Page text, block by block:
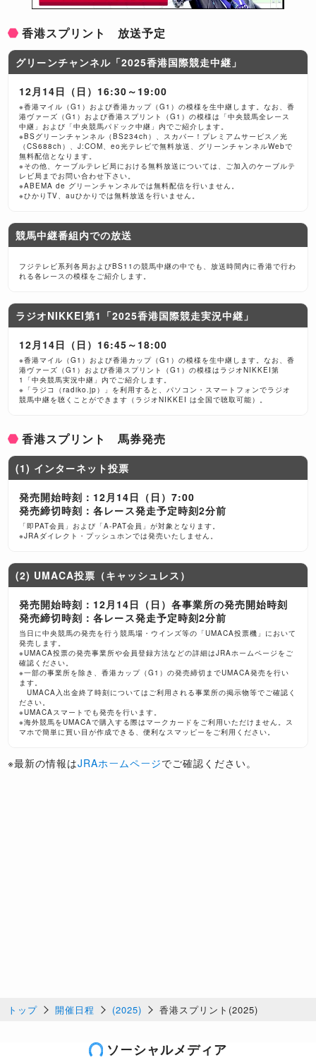
香港スプリント 放送予定
グリーンチャンネル「2025香港国際競走中継」
12月14日（日）16:30～19:00
※香港マイル（G1）および香港カップ（G1）の模様を生中継します。なお、香
港ヴァーズ（G1）および香港スプリント（G1）の模様は「中央競馬全レース
中継」および「中央競馬パドック中継」内でご紹介します。
※BSグリーンチャンネル（BS234ch）、スカパー！プレミアムサービス／光
（CS688ch）、J:COM、eo光テレビで無料放送、グリーンチャンネルWebで
無料配信となります。
※その他、ケーブルテレビ局における無料放送については、ご加入のケーブルテ
レビ局までお問い合わせ下さい。
※ABEMA de グリーンチャンネルでは無料配信を行いません。
※ひかりTV、auひかりでは無料放送を行いません。
競馬中継番組内での放送
フジテレビ系列各局およびBS11の競馬中継の中でも、放送時間内に香港で行わ
れる各レースの模様をご紹介します。
ラジオNIKKEI第1「2025香港国際競走実況中継」
12月14日（日）16:45～18:00
※香港マイル（G1）および香港カップ（G1）の模様を生中継します。なお、香
港ヴァーズ（G1）および香港スプリント（G1）の模様はラジオNIKKEI第
1「中央競馬実況中継」内でご紹介します。
※「ラジコ（radiko.jp）」を利用すると、パソコン・スマートフォンでラジオ
競馬中継を聴くことができます（ラジオNIKKEI は全国で聴取可能）。
香港スプリント 馬券発売
(1) インターネット投票
発売開始時刻：12月14日（日）7:00
発売締切時刻：各レース発走予定時刻2分前
「即PAT会員」および「A-PAT会員」が対象となります。
※JRAダイレクト・プッシュホンでは発売いたしません。
(2) UMACA投票（キャッシュレス）
発売開始時刻：12月14日（日）各事業所の発売開始時刻
発売締切時刻：各レース発走予定時刻2分前
当日に中央競馬の発売を行う競馬場・ウインズ等の「UMACA投票機」において
発売します。
※UMACA投票の発売事業所や会員登録方法などの詳細はJRAホームページをご
確認ください。
※一部の事業所を除き、香港カップ（G1）の発売締切までUMACA発売を行い
ます。
UMACA入出金終了時刻についてはご利用される事業所の掲示物等でご確認く
ださい。
※UMACAスマートでも発売を行います。
※海外競馬をUMACAで購入する際はマークカードをご利用いただけません。ス
マホで簡単に買い目が作成できる、便利なスマッピーをご利用ください。
※最新の情報はJRAホームページでご確認ください。
トップ 開催日程 (2025) 香港スプリント(2025)
ソーシャルメディア